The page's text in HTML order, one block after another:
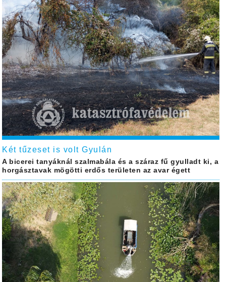
Két tűzeset is volt Gyulán
A bicerei tanyáknál szalmabála és a száraz fű gyulladt ki, a
horgásztavak mögötti erdős területen az avar égett